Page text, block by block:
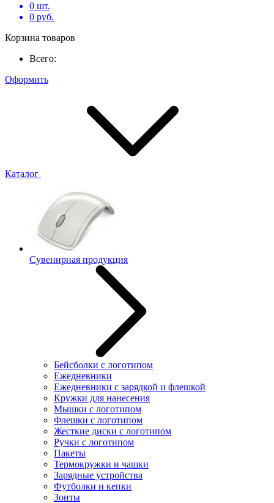
0 шт.
0 руб.
Корзина товаров
Всего:
Оформить
Каталог
Сувенирная продукция
Бейсболки с логотипом
Ежедневники
Ежедневники с зарядкой и флешкой
Кружки для нанесения
Мышки с логотипом
Флешки с логотипом
Жесткие диски с логотипом
Ручки с логотипом
Пакеты
Термокружки и чашки
Зарядные устройства
Футболки и кепки
Зонты